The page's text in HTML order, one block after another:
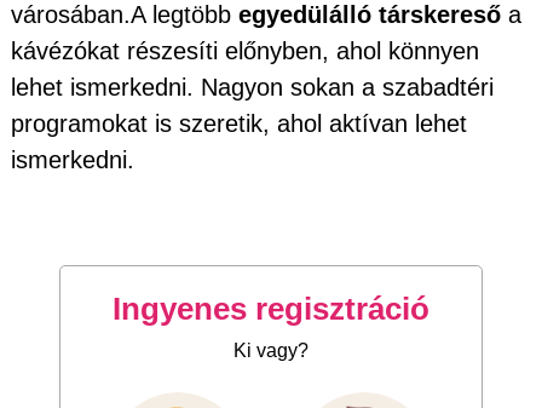
városában.A legtöbb egyedülálló társkereső a
kávézókat részesíti előnyben, ahol könnyen
lehet ismerkedni. Nagyon sokan a szabadtéri
programokat is szeretik, ahol aktívan lehet
ismerkedni.
Ingyenes regisztráció
Ki vagy?